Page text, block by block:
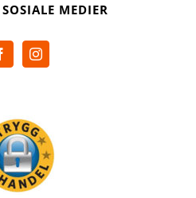
MEDIER